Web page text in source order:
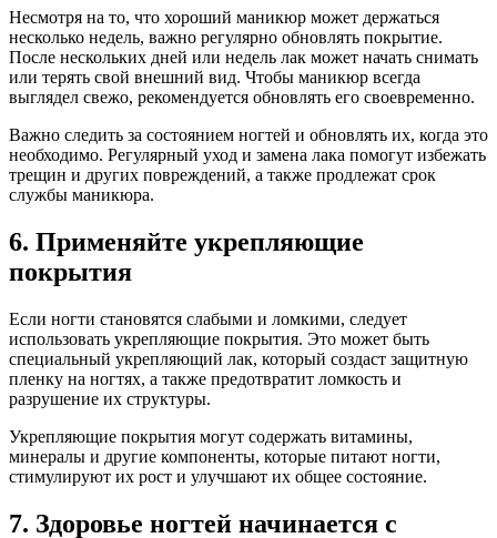
Несмотря на то, что хороший маникюр может держаться
несколько недель, важно регулярно обновлять покрытие.
После нескольких дней или недель лак может начать снимать
или терять свой внешний вид. Чтобы маникюр всегда
выглядел свежо, рекомендуется обновлять его своевременно.
Важно следить за состоянием ногтей и обновлять их, когда это
необходимо. Регулярный уход и замена лака помогут избежать
трещин и других повреждений, а также продлежат срок
службы маникюра.
6. Применяйте укрепляющие
покрытия
Если ногти становятся слабыми и ломкими, следует
использовать укрепляющие покрытия. Это может быть
специальный укрепляющий лак, который создаст защитную
пленку на ногтях, а также предотвратит ломкость и
разрушение их структуры.
Укрепляющие покрытия могут содержать витамины,
минералы и другие компоненты, которые питают ногти,
стимулируют их рост и улучшают их общее состояние.
7. Здоровье ногтей начинается с